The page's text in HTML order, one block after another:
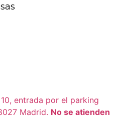
entrada por el parking
Madrid. No se atienden